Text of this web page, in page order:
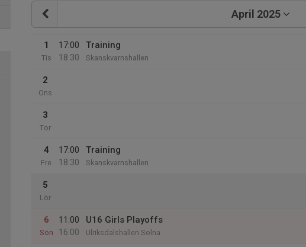
April 2025
1
Tis
17:00
18:30
Training
Skanskvarnshallen
2
Ons
3
Tor
4
Fre
17:00
18:30
Training
Skanskvarnshallen
5
Lör
6
Sön
11:00
16:00
U16 Girls Playoffs
Ulriksdalshallen Solna